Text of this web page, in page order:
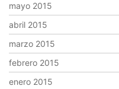
mayo 2015
abril 2015
marzo 2015
febrero 2015
enero 2015